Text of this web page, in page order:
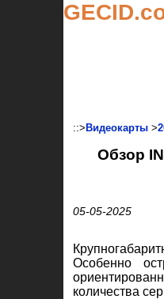
::> Видеокарты >
Обзор
05-05-2025
Особенно
количества